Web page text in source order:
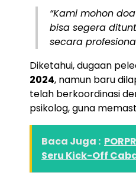
“Kami mohon
bisa segera
secara
Diketahui, dugaan
2024, namun baru
telah berkoordinasi
psikolog, guna
Baca Juga :
Seru Kick-Off